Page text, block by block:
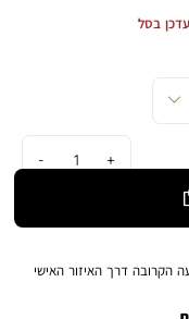
בתמונה.
הקרובה דרך האיזור האישי